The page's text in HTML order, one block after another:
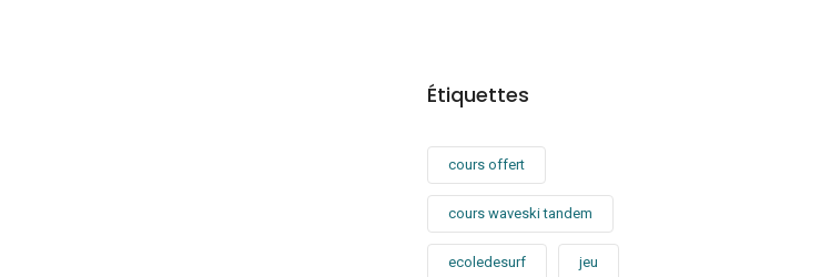
Étiquettes
cours offert
cours waveski tandem
ecoledesurf jeu